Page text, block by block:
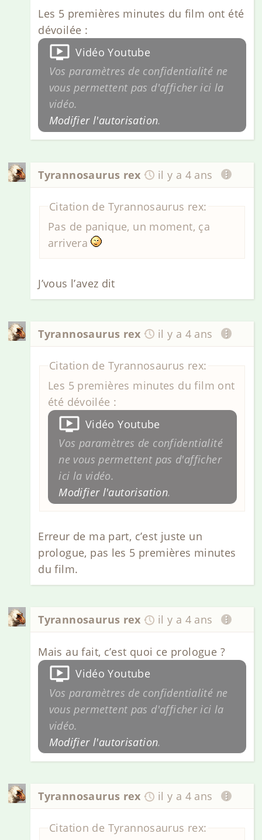
Les 5 premières minutes du film ont été
dévoilée :
Vidéo Youtube
Vos paramètres de confidentialité ne
vous permettent pas d'afficher ici la
vidéo.
Modifier l'autorisation.
Tyrannosaurus rex il y a 4 ans
Citation de Tyrannosaurus rex:
Pas de panique, un moment, ça
arrivera
J’vous l’avez dit
Tyrannosaurus rex il y a 4 ans
Citation de Tyrannosaurus rex:
Les 5 premières minutes du film ont
été dévoilée :
Vidéo Youtube
Vos paramètres de confidentialité
ne vous permettent pas d'afficher
ici la vidéo.
Modifier l'autorisation.
Erreur de ma part, c’est juste un
prologue, pas les 5 premières minutes
du film.
Tyrannosaurus rex il y a 4 ans
Mais au fait, c’est quoi ce prologue ?
Vidéo Youtube
Vos paramètres de confidentialité ne
vous permettent pas d'afficher ici la
vidéo.
Modifier l'autorisation.
Tyrannosaurus rex il y a 4 ans
Citation de Tyrannosaurus rex: